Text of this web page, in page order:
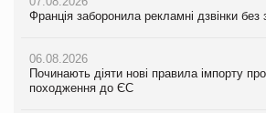
Франція заборонила рекламні дзвінки без
06.08.2026
Починають діяти нові правила імпорту
походження до ЄС
Франція заборонила рекламні дзвінки без
06.08.2026
Починають діяти нові правила імпорту
походження до ЄС
Франція заборонила рекламні дзвінки без
06.08.2026
Починають діяти нові правила імпорту
походження до ЄС